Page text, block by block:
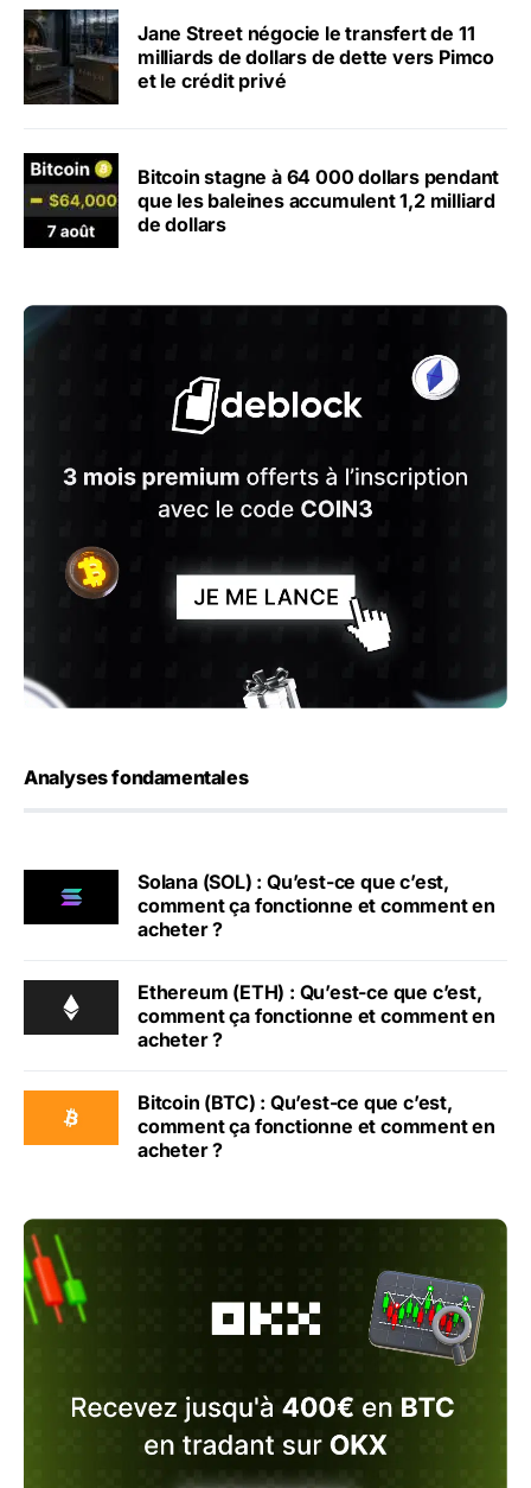
Jane Street négocie le transfert de 11
milliards de dollars de dette vers Pimco
et le crédit privé
Bitcoin stagne à 64 000 dollars pendant
que les baleines accumulent 1,2 milliard
de dollars
Analyses fondamentales
Solana (SOL) : Qu’est-ce que c’est,
comment ça fonctionne et comment en
acheter ?
Ethereum (ETH) : Qu’est-ce que c’est,
comment ça fonctionne et comment en
acheter ?
Bitcoin (BTC) : Qu’est-ce que c’est,
comment ça fonctionne et comment en
acheter ?